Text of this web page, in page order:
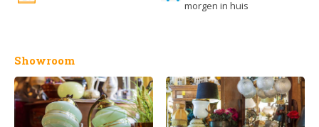
morgen in huis
Showroom